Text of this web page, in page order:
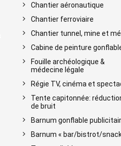
Chantier aéronautique
Chantier ferroviaire
Chantier tunnel, mine et
Cabine de peinture
Fouille archéologique &
médecine légale
Régie TV, cinéma et
Tente capitonnée:
de bruit
Barnum gonflable
Barnum « bar/bistrot/